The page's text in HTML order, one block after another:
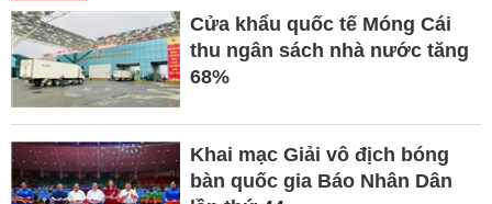
Cửa khẩu quốc tế Móng Cái
thu ngân sách nhà nước tăng
68%
Khai mạc Giải vô địch bóng
bàn quốc gia Báo Nhân Dân